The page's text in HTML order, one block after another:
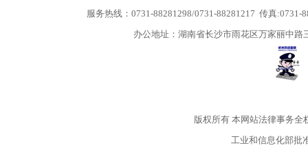
服务热线：0731-88281298/0731-88281217 传真:0731-
办公地址：湖南省长沙市雨花区万家丽中
版权所有本网站法律事务全
工业和信息化部批